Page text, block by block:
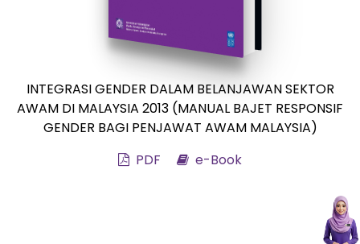
INTEGRASI GENDER DALAM BELANJAWAN SEKTOR
AWAM DI MALAYSIA 2013 (MANUAL BAJET RESPONSIF
GENDER BAGI PENJAWAT AWAM MALAYSIA)
PDF
e-Book